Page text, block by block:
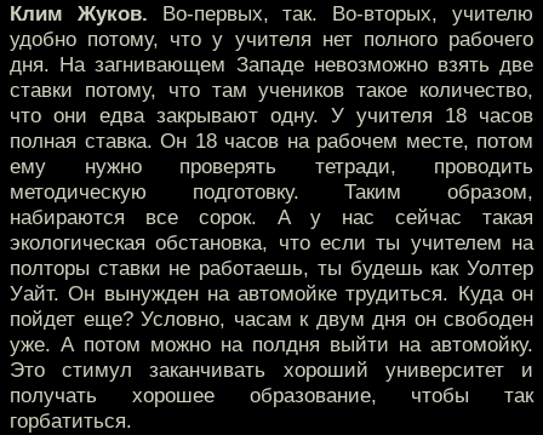
Клим Жуков. Во-первых, так. Во-вторых, учителю
удобно потому, что у учителя нет полного рабочего
дня. На загнивающем Западе невозможно взять две
ставки потому, что там учеников такое количество,
что они едва закрывают одну. У учителя 18 часов
полная ставка. Он 18 часов на рабочем месте, потом
ему нужно проверять тетради, проводить
методическую подготовку. Таким образом,
набираются все сорок. А у нас сейчас такая
экологическая обстановка, что если ты учителем на
полторы ставки не работаешь, ты будешь как Уолтер
Уайт. Он вынужден на автомойке трудиться. Куда он
пойдет еще? Условно, часам к двум дня он свободен
уже. А потом можно на полдня выйти на автомойку.
Это стимул заканчивать хороший университет и
получать хорошее образование, чтобы так
горбатиться.